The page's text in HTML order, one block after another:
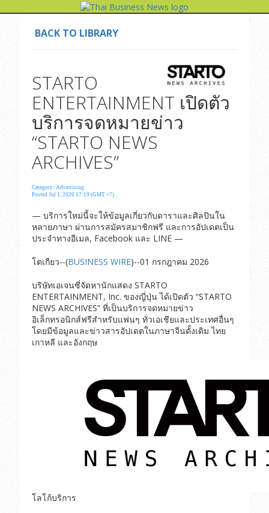
BACK TO LIBRARY
STARTO
ENTERTAINMENT เปิดตัว
บริการจดหมายข่าว
“STARTO NEWS
ARCHIVES”
Category: Advertising
Posted Jul 1, 2026 17:19 (GMT +7)
— บริการใหม่นี้จะให้ข้อมูลเกี่ยวกับดาราและศิลปินใน
หลายภาษา ผ่านการสมัครสมาชิกฟรี และการอัปเดตเป็น
ประจำทางอีเมล, Facebook และ LINE —
โตเกียว--(BUSINESS WIRE)--01 กรกฎาคม 2026
บริษัทเอเจนซี่จัดหานักแสดง STARTO
ENTERTAINMENT, Inc. ของญี่ปุ่น ได้เปิดตัว “STARTO
NEWS ARCHIVES” ที่เป็นบริการจดหมายข่าว
อิเล็กทรอนิกส์ฟรีสำหรับแฟนๆ ทั่วเอเชียและประเทศอื่นๆ
โดยมีข้อมูลและข่าวสารอัปเดตในภาษาจีนดั้งเดิม ไทย
เกาหลี และอังกฤษ
โลโก้บริการ